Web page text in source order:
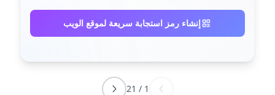
إنشاء رمز استجابة سريعة لموقع الويب
1
/
21